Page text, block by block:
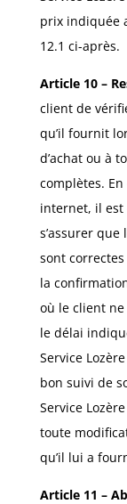
prix indiquée
12.1 ci-après.
Article 10 –
client de
qu’il fournit
d’achat ou à
complètes.
internet, il
s’assurer
sont
la
où le client
le délai
Service
bon suivi de
Service
toute
qu’il lui a
Article 11 –